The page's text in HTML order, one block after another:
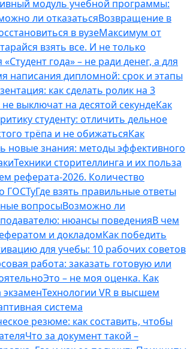
модуль учебной программы:
ли отказатьсяВозвращение в
в вузеМаксимум от
взять все. И не только
года» – не ради денег, а для
написания дипломной: срок и этапы
как сделать ролик на 3
выключат на десятой секундеКак
студенту: отличить дельное
трёпа и не обижатьсяКак
новые знания: методы эффективного
Техники сторителлинга и их польза
реферата-2026. Количество
ГОСТуГде взять правильные ответы
вопросыВозможно ли
нюансы поведенияВ чем
и докладомКак победить
для учебы: 10 рабочих советов
работа: заказать готовую или
Это – не моя оценка. Как
экзаменТехнологии VR в высшем
система
резюме: как составить, чтобы
Что за документ такой –